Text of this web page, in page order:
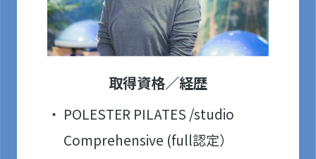
取得資格／経歴
POLESTER PILATES /studio
Comprehensive (full認定）